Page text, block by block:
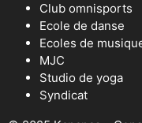
Club omnisports
Ecole de danse
Ecoles de
MJC
Studio de yoga
Syndicat